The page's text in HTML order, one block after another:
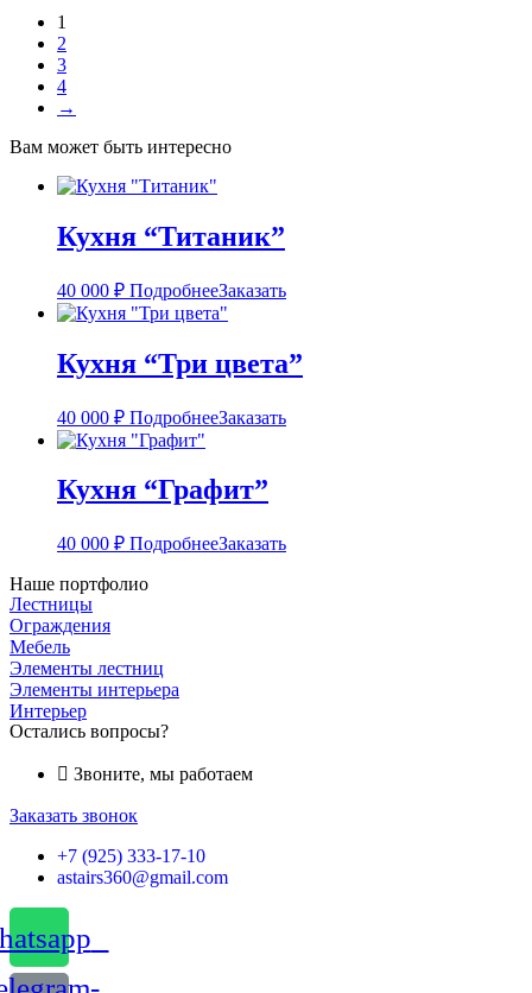
1
2
3
4
→
Вам может быть интересно
Кухня “Титаник”
40 000 ₽ ПодробнееЗаказать
Кухня “Три цвета”
40 000 ₽ ПодробнееЗаказать
Кухня “Графит”
40 000 ₽ ПодробнееЗаказать
Наше портфолио
Лестницы
Ограждения
Мебель
Элементы лестниц
Элементы интерьера
Интерьер
Остались вопросы?
Звоните, мы работаем
Заказать звонок
+7 (925) 333-17-10
astairs360@gmail.com